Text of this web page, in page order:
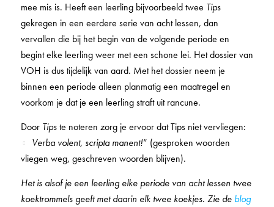
mee mis is. Heeft een leerling bijvoorbeeld twee Tips
gekregen in een eerdere serie van acht lessen, dan
vervallen die bij het begin van de volgende periode en
begint elke leerling weer met een schone lei. Het dossier van
VOH is dus tijdelijk van aard. Met het dossier neem je
binnen een periode alleen planmatig een maatregel en
voorkom je dat je een leerling straft uit rancune.
Door Tipste noteren zorg je ervoor dat Tips niet vervliegen:
Verba volent, scripta manent!” (gesproken woorden
vliegen weg, geschreven woorden blijven).
Het is alsof je een leerling elke periode van acht lessen twee
koektrommels geeft met daarin elk twee koekjes. Zie de blog